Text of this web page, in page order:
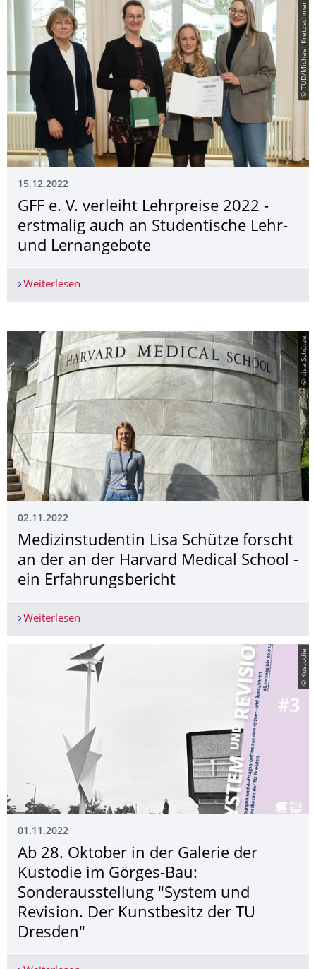
© TUD/Michael Kretzschmar
15.12.2022
GFF e. V. verleiht Lehrpreise 2022 -
erstmalig auch an Studentische Lehr-
und Lernangebote
Weiterlesen
© Lisa Schütze
02.11.2022
Medizinstudentin Lisa Schütze forscht
an der an der Harvard Medical School -
ein Erfahrungsbericht
Weiterlesen
© Kustodie
01.11.2022
Ab 28. Oktober in der Galerie der
Kustodie im Görges-Bau:
Sonderausstellung "System und
Revision. Der Kunstbesitz der TU
Dresden"